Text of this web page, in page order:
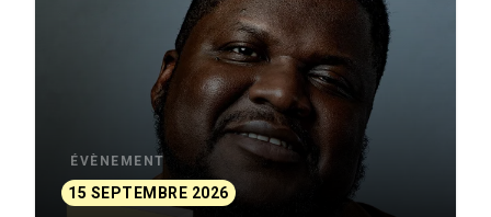
ÉVÈNEMENT
15 SEPTEMBRE 2026